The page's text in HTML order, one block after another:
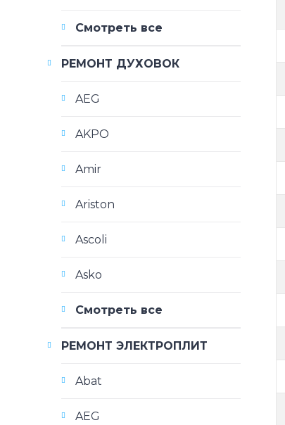
Смотреть все
РЕМОНТ ДУХОВОК
AEG
AKPO
Amir
Ariston
Ascoli
Asko
Смотреть все
РЕМОНТ ЭЛЕКТРОПЛИТ
Abat
AEG